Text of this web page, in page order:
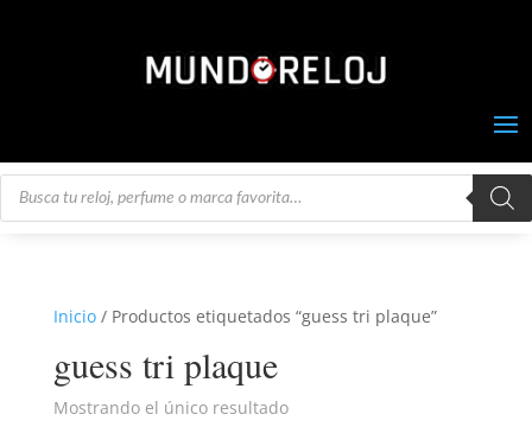
Búsqueda
Inicio/ Productos etiquetados “guess tri plaque”
guess tri plaque
Mostrando el único resultado